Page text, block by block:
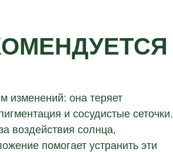
изменений: она теряет
и сосудистые сеточки.
воздействия солнца,
помогает устранить эти